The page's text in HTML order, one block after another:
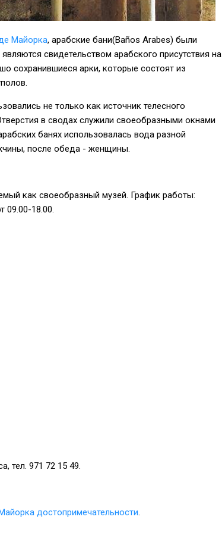
Майорка, арабские бани(Baños Arabes) были
свидетельством арабского присутствия на
сохранившиеся арки, которые состоят из
не только как источник телесного
в сводах служили своеобразными окнами
банях использовалась вода разной
после обеда - женщины.
как своеобразный музей. График работы:
09.00-18.00.
тел. 971 72 15 49.
достопримечательности.